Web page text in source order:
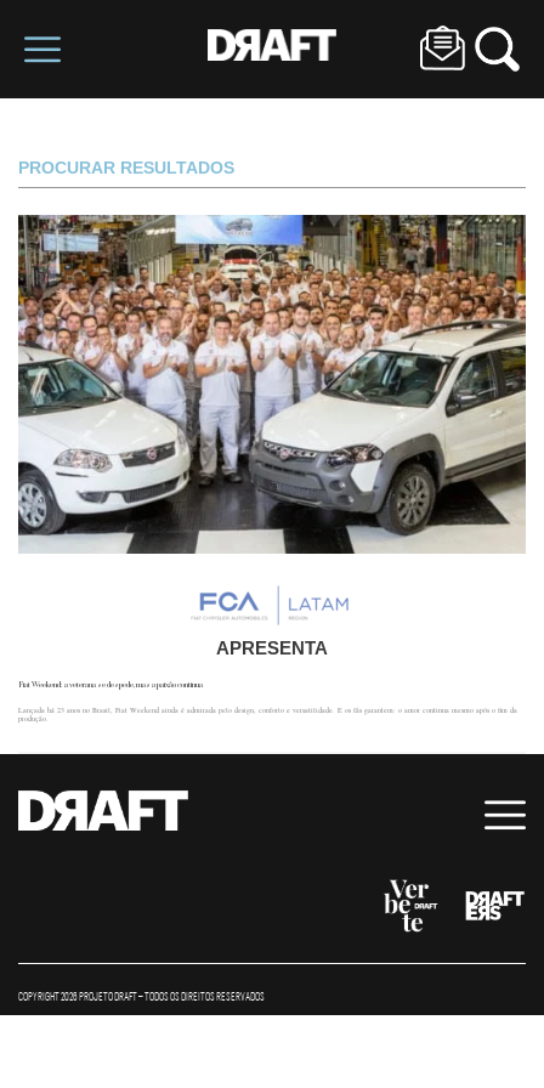
PROCURAR RESULTADOS
APRESENTA
Fiat Weekend: a veterana se despede, mas a paixão continua
Lançada há 23 anos no Brasil, Fiat Weekend ainda é admirada pelo design, conforto e versatilidade. E os fãs garantem: o amor continua mesmo após o fim da
produção.
COPYRIGHT 2026 PROJETO DRAFT – TODOS OS DIREITOS RESERVADOS